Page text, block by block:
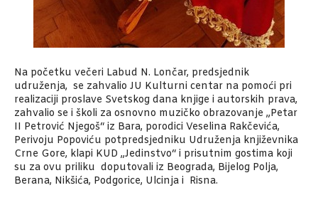
Na početku večeri Labud N. Lončar, predsjednik
udruženja, se zahvalio JU Kulturni centar na pomoći pri
realizaciji proslave Svetskog dana knjige i autorskih prava,
zahvalio se i školi za osnovno muzičko obrazovanje „Petar
II Petrović Njegoš“ iz Bara, porodici Veselina Rakčevića,
Perivoju Popoviću potpredsjedniku Udruženja književnika
Crne Gore, klapi KUD „Jedinstvo“ i prisutnim gostima koji
su za ovu priliku doputovali iz Beograda, Bijelog Polja,
Berana, Nikšića, Podgorice, Ulcinja i Risna.